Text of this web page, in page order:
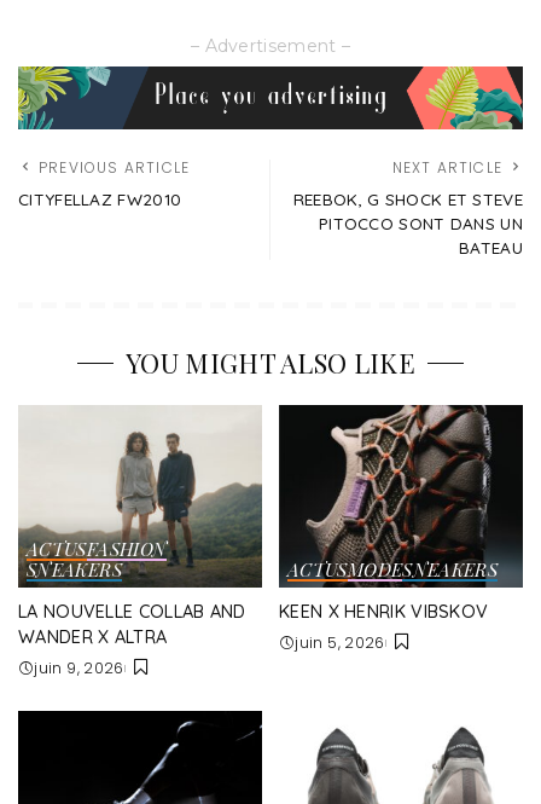
– Advertisement –
PREVIOUS ARTICLE
CITYFELLAZ FW2010
NEXT ARTICLE
REEBOK, G SHOCK ET STEVE
PITOCCO SONT DANS UN
BATEAU
YOU MIGHT ALSO LIKE
ACTUSFASHION
SNEAKERS
LA NOUVELLE COLLAB AND
WANDER X ALTRA
juin 9, 2026
ACTUSMODESNEAKERS
KEEN X HENRIK VIBSKOV
juin 5, 2026